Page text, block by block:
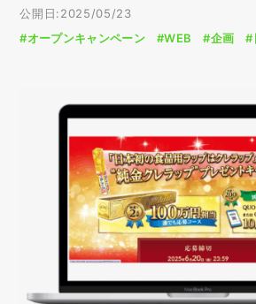
公開日:2025/05/23
#オープンキャンペーン
#WEB #企画 #